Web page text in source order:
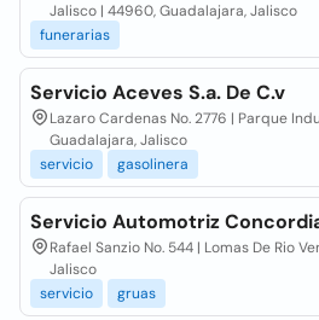
Jalisco | 44960, Guadalajara, Jalisco
funerarias
Servicio Aceves S.a. De C.v
Lazaro Cardenas No. 2776 | Parque
Guadalajara, Jalisco
servicio
gasolinera
Servicio Automotriz Concordia
Rafael Sanzio No. 544 | Lomas De Rio
Jalisco
servicio
gruas